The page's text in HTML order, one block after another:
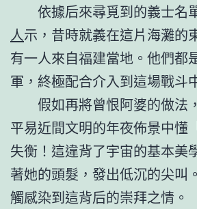
依據后來尋覓到的義士名
人示，昔時就義在這片海灘的
有一人來自福建當地。他們都
軍，終極配合介入到這場戰斗
假如再將曾恨阿婆的做法
平易近間文明的年夜佈景中懂
失衡！這違背了宇宙的基本美
著她的頭髮，發出低沉的尖叫
觸感染到這背后的崇拜之情。